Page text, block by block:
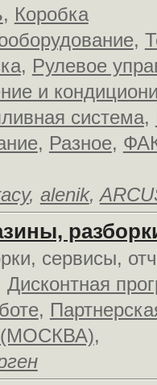
, Коробка
,
, Рулевое
и
система,
, Разное,
, alenik,
сервисы,
Дисконтная
,
(МОСКВА),